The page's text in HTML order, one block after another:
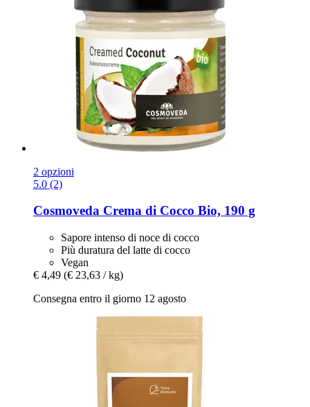
2 opzioni
5.0 (2)
Cosmoveda Crema di Cocco Bio, 190 g
Sapore intenso di noce di cocco
Più duratura del latte di cocco
Vegan
€ 4,49 (€ 23,63 / kg)
Consegna entro il giorno 12 agosto